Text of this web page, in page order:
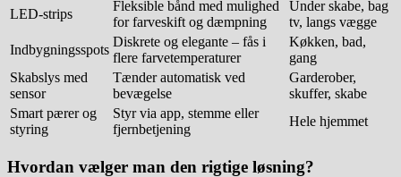
LED-strips
Fleksible bånd med mulighed
for farveskift og dæmpning
Under skabe, bag
tv, langs vægge
Indbygningsspots
Diskrete og elegante – fås i
flere farvetemperaturer
Køkken, bad,
gang
Skabslys med
sensor
Tænder automatisk ved
bevægelse
Garderober,
skuffer, skabe
Smart pærer og
styring
Styr via app, stemme eller
fjernbetjening
Hele hjemmet
Hvordan vælger man den rigtige løsning?